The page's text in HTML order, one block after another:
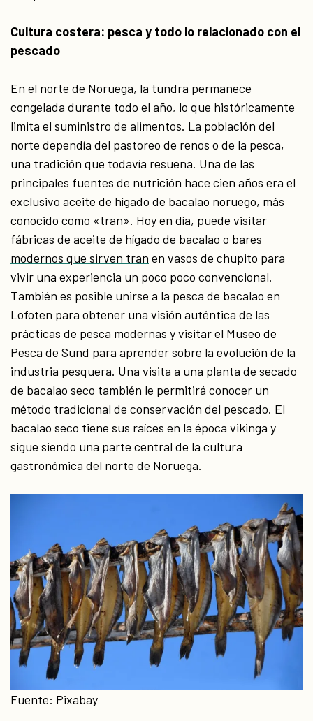
Cultura costera: pesca y todo lo relacionado con el
pescado
En el norte de Noruega, la tundra permanece
congelada durante todo el año, lo que históricamente
limita el suministro de alimentos. La población del
norte dependía del pastoreo de renos o de la pesca,
una tradición que todavía resuena. Una de las
principales fuentes de nutrición hace cien años era el
exclusivo aceite de hígado de bacalao noruego, más
conocido como «tran». Hoy en día, puede visitar
fábricas de aceite de hígado de bacalao o bares
modernos que sirven tran en vasos de chupito para
vivir una experiencia un poco poco convencional.
También es posible unirse a la pesca de bacalao en
Lofoten para obtener una visión auténtica de las
prácticas de pesca modernas y visitar el Museo de
Pesca de Sund para aprender sobre la evolución de la
industria pesquera. Una visita a una planta de secado
de bacalao seco también le permitirá conocer un
método tradicional de conservación del pescado. El
bacalao seco tiene sus raíces en la época vikinga y
sigue siendo una parte central de la cultura
gastronómica del norte de Noruega.
Fuente: Pixabay